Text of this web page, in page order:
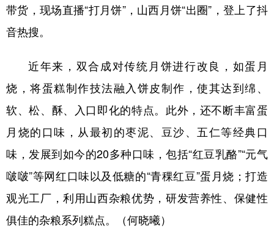
带货，现场直播“打月饼”，山西月饼“出圈”，登上了抖
音热搜。
近年来，双合成对传统月饼进行改良，如蛋月
烧，将蛋糕制作技法融入饼皮制作，使其达到绵、
软、松、酥、入口即化的特点。此外，还不断丰富蛋
月烧的口味，从最初的枣泥、豆沙、五仁等经典口
味，发展到如今的20多种口味，包括“红豆乳酪”“元气
啵啵”等网红口味以及低糖的“青稞红豆”蛋月烧；打造
观光工厂，利用山西杂粮优势，研发营养性、保健性
俱佳的杂粮系列糕点。（何晓曦）